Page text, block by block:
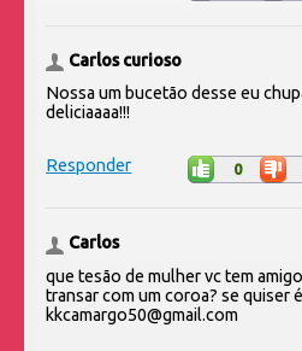
Carlos curioso
Nossa um bucetão desse eu
deliciaaaa!!!
Responder 0
Carlos
que tesão de mulher vc tem
transar com um coroa? se quiser
kkcamargo50@gmail.com